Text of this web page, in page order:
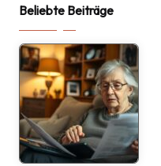
Beliebte Beiträge